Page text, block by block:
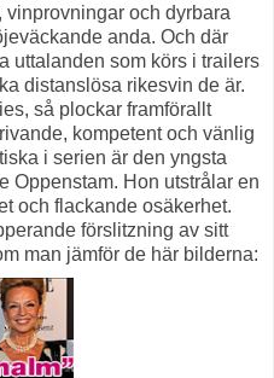
vinprovningar och dyrbara
anda. Och där
uttalanden som körs i trailers
distanslösa rikesvin de är.
så plockar framförallt
kompetent och vänlig
i serien är den yngsta
Oppenstam. Hon utstrålar en
och flackande osäkerhet.
förslitzning av sitt
man jämför de här bilderna: